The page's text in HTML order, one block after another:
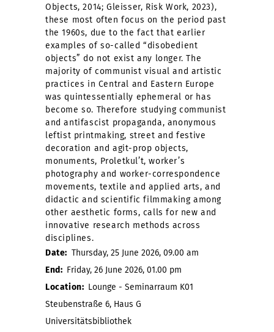
Objects, 2014; Gleisser, Risk Work, 2023),
these most often focus on the period past
the 1960s, due to the fact that earlier
examples of so-called “disobedient
objects” do not exist any longer. The
majority of communist visual and artistic
practices in Central and Eastern Europe
was quintessentially ephemeral or has
become so. Therefore studying communist
and antifascist propaganda, anonymous
leftist printmaking, street and festive
decoration and agit-prop objects,
monuments, Proletkul’t, worker’s
photography and worker-correspondence
movements, textile and applied arts, and
didactic and scientific filmmaking among
other aesthetic forms, calls for new and
innovative research methods across
disciplines.
Date: Thursday, 25 June 2026, 09.00 am
End: Friday, 26 June 2026, 01.00 pm
Location: Lounge - Seminarraum K01
Steubenstraße 6, Haus G
Universitätsbibliothek